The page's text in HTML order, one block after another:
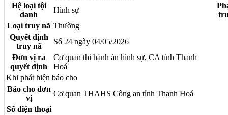
Hệ loại tội
danh
Hình sự
Loại truy nã Thường
Quyết định
truy nã
Số 24 ngày 04/05/2026
Đơn vị ra
quyết định
Cơ quan thi hành án hình sự, CA tỉnh Thanh
Hoá
Khi phát hiện báo cho
Báo cho đơn
vị
Cơ quan THAHS Công an tỉnh Thanh Hoá
Số điện thoại